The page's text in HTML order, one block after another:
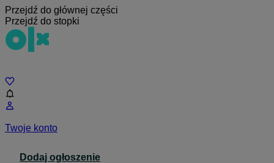
Przejdź do głównej części
Przejdź do stopki
Twoje konto
Dodaj ogłoszenie